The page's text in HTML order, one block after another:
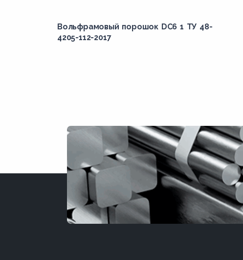
Вольфрамовый порошок DC6 1 ТУ 48-
4205-112-2017